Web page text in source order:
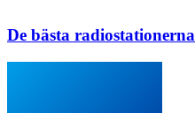
De bästa radiostationerna